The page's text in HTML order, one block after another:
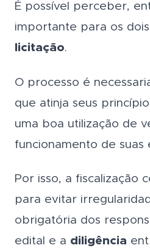
É possível perceber,
importante para os
licitação.
O processo é
que atinja seus
uma boa utilização de
funcionamento de suas
Por isso, a fiscalização
para evitar
obrigatória dos
edital e a diligência